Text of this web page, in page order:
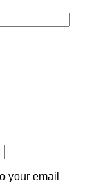
your email